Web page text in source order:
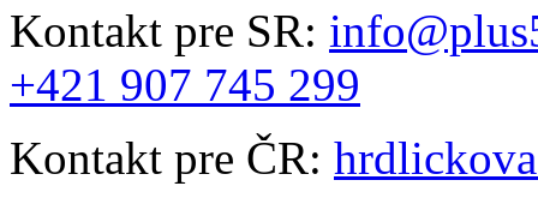
Kontakt pre SR:
+421 907 745 299
Kontakt pre ČR: